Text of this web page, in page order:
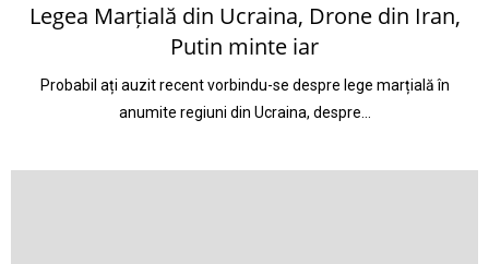
Legea Marțială din Ucraina, Drone din Iran,
Putin minte iar
Probabil ați auzit recent vorbindu-se despre lege marțială în
anumite regiuni din Ucraina, despre…